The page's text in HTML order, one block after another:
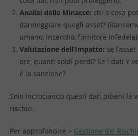
Analisi delle Minacce: chi o cosa
danneggiare quegli asset?
umano, incendio, fornitore
Valutazione dell’Impatto: se
ore, quanti soldi perdi? Se i dati Y
è la sanzione?
Solo incrociando questi dati ottieni la
rischio.
Per approfondire > Gestione del